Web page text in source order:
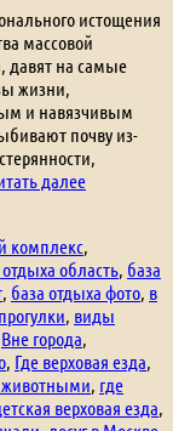
истощения
массовой
давят на самые
жизни,
и навязчивым
почву из-
далее
или
как
снять
стресс
комплекс
область база
база отдыха фото в
виды
Вне города
Где верховая езда
животными где
верховая езда